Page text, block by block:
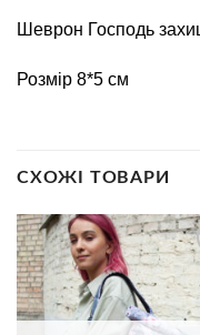
Шеврон Господь
Розмір 8*5 см
СХОЖІ ТОВАРИ